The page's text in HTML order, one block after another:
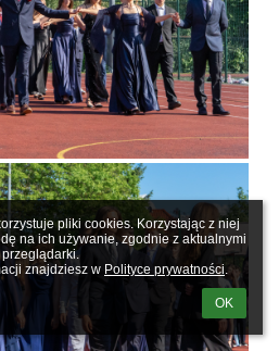
pliki cookies. Korzystając z niej
na ich używanie, zgodnie z aktualnymi
znajdziesz w Polityce prywatności.
OK